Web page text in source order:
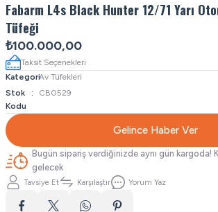
Fabarm L4s Black Hunter 12/71 Yarı
Tüfeği
₺100.000,00
Taksit Seçenekleri
KategoriAv Tüfekleri
Stok
Kodu
CB0529
Gelince Haber Ver
Bugün sipariş verdiğinizde aynı gün kargoda!
gelecek
Tavsiye Et Karşılaştır Yorum Yaz